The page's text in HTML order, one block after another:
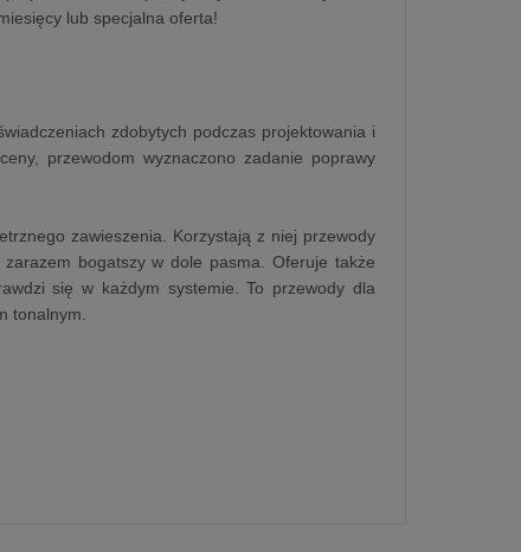
lub specjalna oferta!
zdobytych podczas projektowania i
przewodom wyznaczono zadanie poprawy
zawieszenia. Korzystają z niej przewody
bogatszy w dole pasma. Oferuje także
się w każdym systemie. To przewody dla
tonalnym.